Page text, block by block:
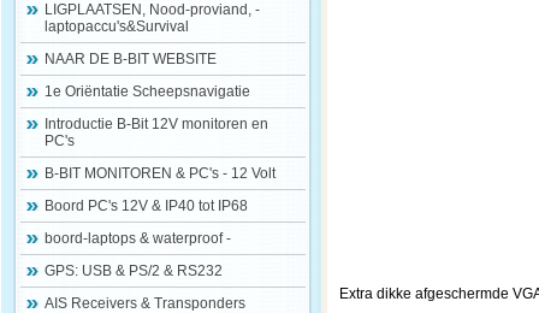
LIGPLAATSEN, Nood-proviand, -
laptopaccu's&Survival
NAAR DE B-BIT WEBSITE
1e Oriëntatie Scheepsnavigatie
Introductie B-Bit 12V monitoren en
PC's
B-BIT MONITOREN & PC's - 12 Volt
Boord PC's 12V & IP40 tot IP68
boord-laptops & waterproof -
GPS: USB & PS/2 & RS232
AIS Receivers & Transponders
Extra dikke afgeschermde